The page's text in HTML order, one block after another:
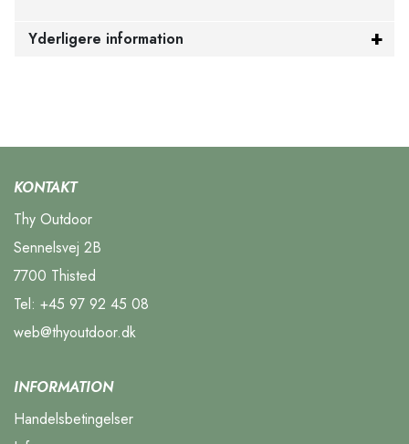
Yderligere information
KONTAKT
Thy Outdoor
Sennelsvej 2B
7700 Thisted
Tel: +45 97 92 45 08
web@thyoutdoor.dk
INFORMATION
Handelsbetingelser